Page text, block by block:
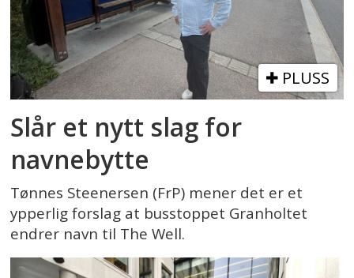
PLUSS
Slår et nytt slag for
navnebytte
Tønnes Steenersen (FrP) mener det er et
ypperlig forslag at busstoppet Granholtet
endrer navn til The Well.